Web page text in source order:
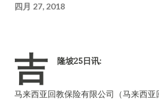
四月 27, 2018
吉 隆坡25日讯:
马来西亚回教保险有限公司（马来西